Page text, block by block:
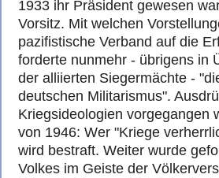
1933 ihr Präsident gewesen
Vorsitz. Mit welchen
pazifistische Verband auf die
forderte nunmehr - übrigens in
der alliierten Siegermächte -
deutschen Militarismus".
Kriegsideologien vorgegangen
von 1946: Wer "Kriege
wird bestraft. Weiter wurde
Volkes im Geiste der